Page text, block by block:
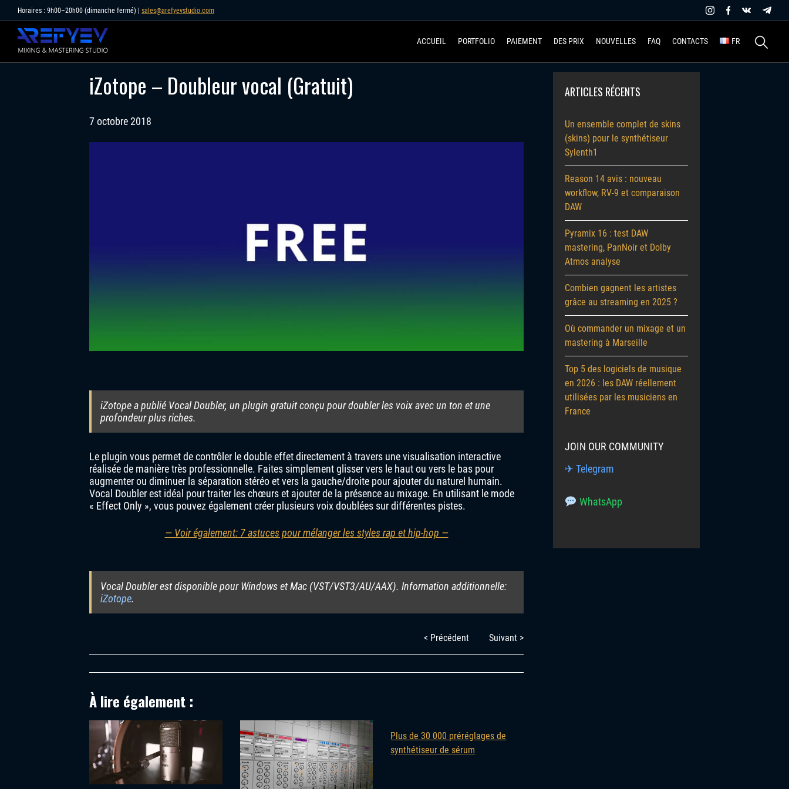
to
content
Horaires : 9h00–20h00 (dimanche fermé) | sales@arefyevstudio.com
ACCUEIL PORTFOLIO PAIEMENT DES PRIX NOUVELLES FAQ CONTACTS FR
iZotope – Doubleur vocal (Gratuit)
7 octobre 2018
iZotope a publié Vocal Doubler, un plugin gratuit conçu pour doubler les voix avec un ton et une
profondeur plus riches.
Le plugin vous permet de contrôler le double effet directement à travers une visualisation interactive
réalisée de manière très professionnelle. Faites simplement glisser vers le haut ou vers le bas pour
augmenter ou diminuer la séparation stéréo et vers la gauche/droite pour ajouter du naturel humain.
Vocal Doubler est idéal pour traiter les chœurs et ajouter de la présence au mixage. En utilisant le mode
« Effect Only », vous pouvez également créer plusieurs voix doublées sur différentes pistes.
— Voir également: 7 astuces pour mélanger les styles rap et hip-hop —
Vocal Doubler est disponible pour Windows et Mac (VST/VST3/AU/AAX). Information additionnelle:
iZotope.
< Précédent Suivant >
À lire également :
Plus de 30 000 préréglages de
synthétiseur de sérum
ARTICLES RÉCENTS
Un ensemble complet de skins
(skins) pour le synthétiseur
Sylenth1
Reason 14 avis : nouveau
workflow, RV-9 et comparaison
DAW
Pyramix 16 : test DAW
mastering, PanNoir et Dolby
Atmos analyse
Combien gagnent les artistes
grâce au streaming en 2025 ?
Où commander un mixage et un
mastering à Marseille
Top 5 des logiciels de musique
en 2026 : les DAW réellement
utilisées par les musiciens en
France
JOIN OUR COMMUNITY
✈ Telegram
WhatsApp